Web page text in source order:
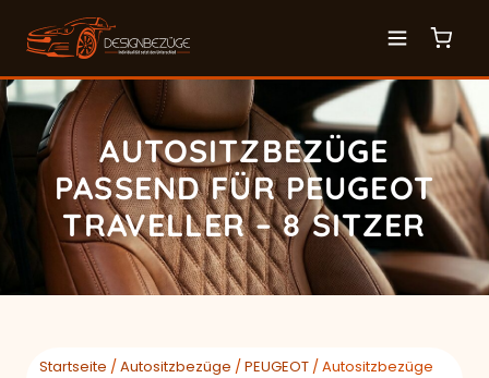
AUTOSITZBEZÜGE
PASSEND FÜR PEUGEOT
TRAVELLER – 8 SITZER
Startseite /Autositzbezüge /PEUGEOT / Autositzbezüge